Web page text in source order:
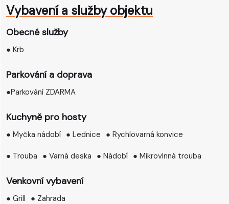
Vybavení a služby objektu
Obecné služby
● Krb
Parkování a doprava
●️Parkování ZDARMA
Kuchyně pro hosty
● Myčka nádobí ● Lednice ● Rychlovarná konvice
● Trouba ● Varná deska ● Nádobí ● Mikrovlnná trouba
Venkovní vybavení
● Grill ● Zahrada